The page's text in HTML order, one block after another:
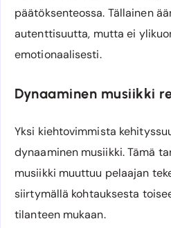
päätöksenteossa. Tällainen
autenttisuutta, mutta ei
emotionaalisesti.
Dynaaminen musiikki
Yksi kiehtovimmista
dynaaminen musiikki. Tämä
musiikki muuttuu pelaajan
siirtymällä kohtauksesta
tilanteen mukaan.